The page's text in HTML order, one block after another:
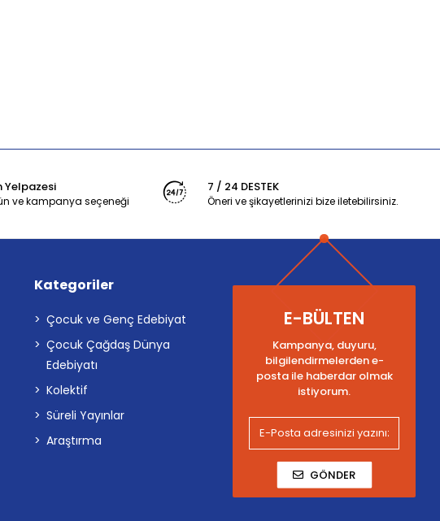
Yelpazesi
ve kampanya seçeneği
7 / 24 DESTEK
Öneri ve şikayetlerinizi bize iletebilirsiniz.
Kategoriler
Çocuk ve Genç Edebiyat
Çocuk Çağdaş Dünya
Edebiyatı
Kolektif
Süreli Yayınlar
Araştırma
E-BÜLTEN
Kampanya, duyuru,
bilgilendirmelerden e-
posta ile haberdar olmak
istiyorum.
GÖNDER